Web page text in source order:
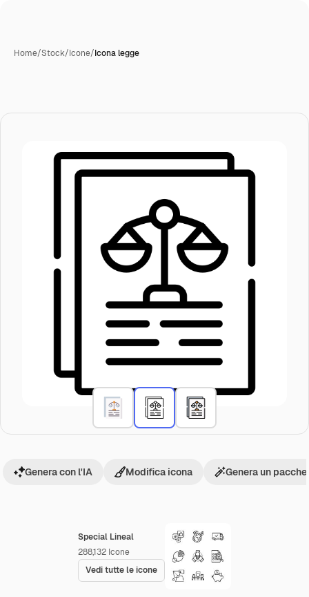
Home/Stock/Icone/Icona legge
Special Lineal
288,132 Icone
Vedi tutte le icone
Genera con l'IA Modifica icona Genera un